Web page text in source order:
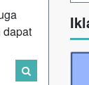
dapat